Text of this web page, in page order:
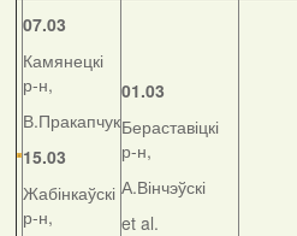
07.03
Камянецкі
р-н,
В.Пракапчук
15.03
Жабінкаўскі
р-н,
01.03
Бераставіцкі
р-н,
А.Вінчэўскі
et al.